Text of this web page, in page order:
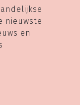
nieuwste
en